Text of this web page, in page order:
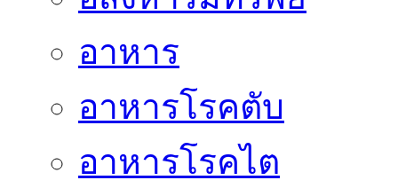
อาหาร
อาหารโรคตับ
อาหารโรคไต